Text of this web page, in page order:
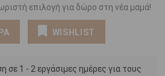
επιλογή για δώρο στη νέα μαμά!
WISHLIST
σε 1 - 2 εργάσιμες ημέρες για τους